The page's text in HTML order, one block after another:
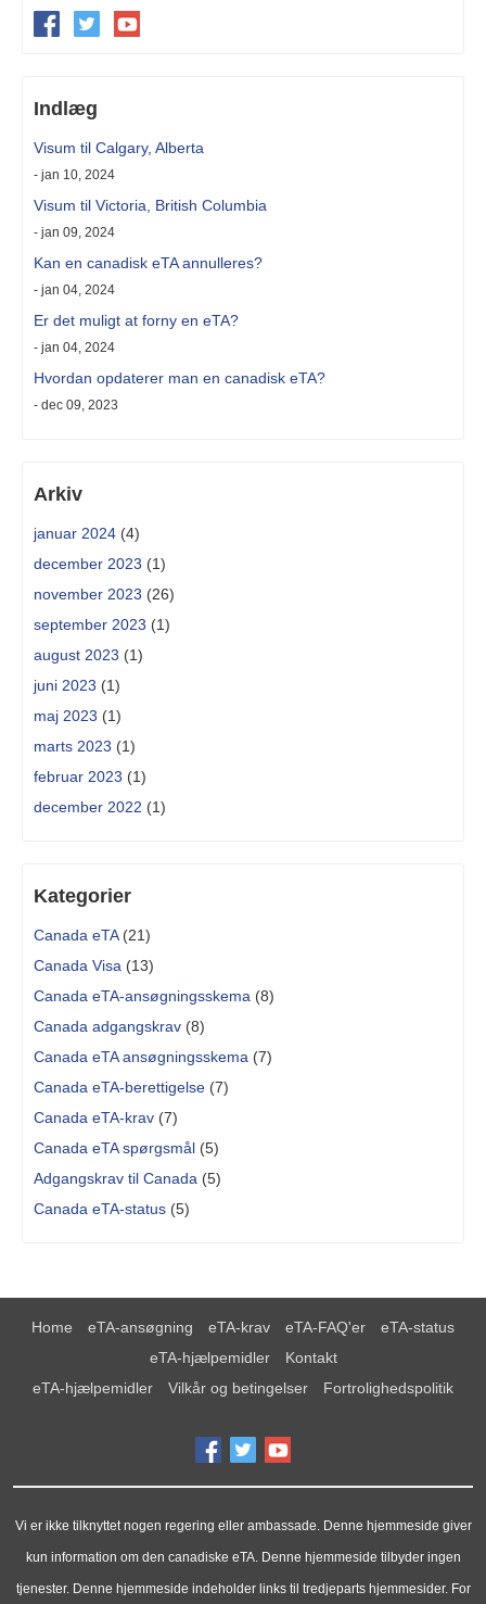
Indlæg
Visum til Calgary, Alberta
- jan 10, 2024
Visum til Victoria, British Columbia
- jan 09, 2024
Kan en canadisk eTA annulleres?
- jan 04, 2024
Er det muligt at forny en eTA?
- jan 04, 2024
Hvordan opdaterer man en canadisk eTA?
- dec 09, 2023
Arkiv
januar 2024 (4)
december 2023 (1)
november 2023 (26)
september 2023 (1)
august 2023 (1)
juni 2023 (1)
maj 2023 (1)
marts 2023 (1)
februar 2023 (1)
december 2022 (1)
Kategorier
Canada eTA(21)
Canada Visa (13)
Canada eTA-ansøgningsskema (8)
Canada adgangskrav (8)
Canada eTA ansøgningsskema (7)
Canada eTA-berettigelse (7)
Canada eTA-krav (7)
Canada eTA spørgsmål (5)
Adgangskrav til Canada (5)
Canada eTA-status (5)
Home eTA-ansøgning eTA-krav eTA-FAQ'er
eTA-status
eTA-hjælpemidler
Kontakt
eTA-hjælpemidler
Vilkår og betingelser Fortrolighedspolitik
Vi er ikke tilknyttet nogen regering eller ambassade. Denne hjemmeside giver
kun information om den canadiske eTA. Denne hjemmeside tilbyder ingen
tjenester. Denne hjemmeside indeholder links til tredjeparts hjemmesider. For